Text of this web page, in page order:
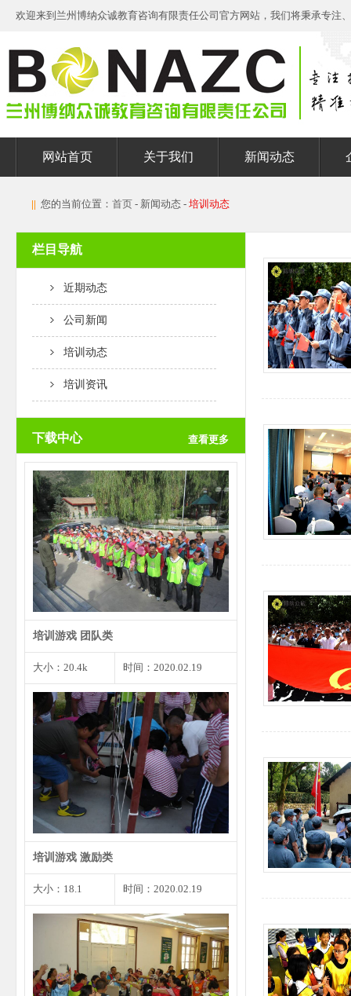
欢迎来到兰州博纳众诚教育咨询有限责任公司官方网站，我们将秉承专注
网站首页 关于我们 新闻动态
|| 您的当前位置： 首页 - 新闻动态 - 培训动态
栏目导航
近期动态
公司新闻
培训动态
培训资讯
下载中心 查看更多
团队创意是一个团队取得成功的根
本前提，而个人创意是团…
培训游戏 团队类
大小：20.4k 时间：2020.02.19
每个人都会遇到尴尬的事情或者小
错，遇到这种状况我们不…
培训游戏 激励类
大小：18.1 时间：2020.02.19
见面3分钟时是你留给他人第一印
象的最重要的时刻，同样…